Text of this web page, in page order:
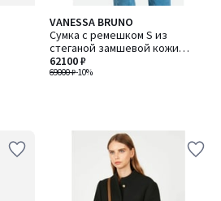
VANESSA BRUNO
Сумка с ремешком S из
стеганой замшевой кожи
MOON / МУН
69000 ₽-10%
62100 ₽